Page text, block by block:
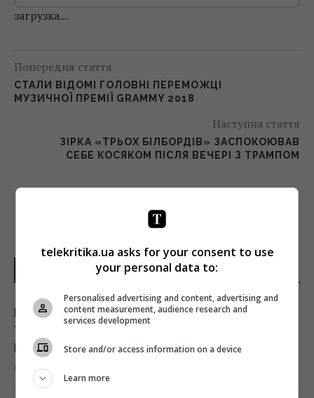
загрузка...
Попередня стаття
СТАЛИ ВІДОМІ ГОЛОВНІ ПЕРЕМОЖЦІ
МУЗИЧНОЇ ПРЕМІЇ GRAMMY 2018
Наступна стаття
ЗІРКА «ТРЬОХ БІЛБОРДІВ» ЗАСПОКОЮВАВ
СЕБЕ КОСЯКОМ ПІСЛЯ ВЕЧЕРІ З ТРАМПОМ
НОВИНИ УКРАЇНИ І СВІТУ
Генсек ООН засудив масовані удари по
Україні, але назвав ескалацією атаки в тил
Росії
09:39 п'ятниця, 07 серпня 2026
telekritika.ua asks for your consent to use
your personal data to:
Personalised advertising and content, advertising and
content measurement, audience research and
services development
Store and/or access information on a device
Learn more